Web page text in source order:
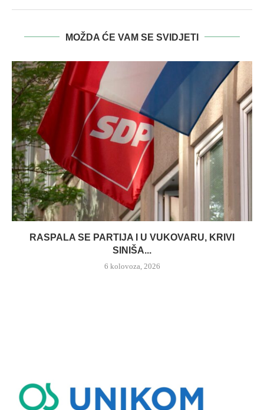
MOŽDA ĆE VAM SE SVIDJETI
RASPALA SE PARTIJA I U VUKOVARU, KRIVI
SINIŠA...
6 kolovoza, 2026